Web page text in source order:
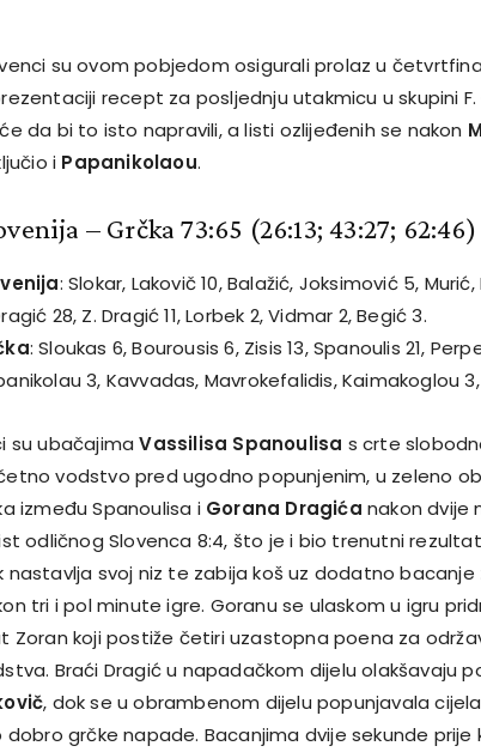
su ovom pobjedom osigurali prolaz u
recept za posljednju utakmicu u skupini
da bi to isto napravili, a listi ozlijeđenih se nakon
i Papanikolaou.
– Grčka 73:65 (26:13; 43:27; 62:46)
: Slokar, Lakovič 10, Balažić, Joksimović 5,
28, Z. Dragić 11, Lorbek 2, Vidmar 2, Begić 3.
: Sloukas 6, Bourousis 6, Zisis 13, Spanoulis 21,
3, Kavvadas, Mavrokefalidis, Kaimakoglou
su ubačajimaVassilisa Spanoulisa s crte
vodstvo pred ugodno popunjenim, u zeleno
između Spanoulisa i Gorana Dragića nakon dvije
odličnog Slovenca 8:4, što je i bio trenutni
nastavlja svoj niz te zabija koš uz dodatno bacanje
tri i pol minute igre. Goranu se ulaskom u igru
Zoran koji postiže četiri uzastopna poena za
Braći Dragić u napadačkom dijelu olakšavaju
, dok se u obrambenom dijelu popunjavala
dobro grčke napade. Bacanjima dvije sekunde